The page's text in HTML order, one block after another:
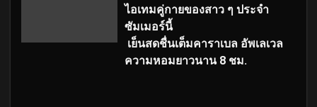
ไอเทมคู่กายของสาว ๆ ประจำ
ซัมเมอร์นี้
เย็นสดชื่นเต็มคาราเบล อัพเลเวล
ความหอมยาวนาน 8 ชม.